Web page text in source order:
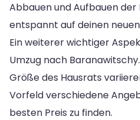
Abbauen und Aufbauen der
entspannt auf deinen
Ein weiterer wichtiger
Umzug nach
Größe des Hausrats
Vorfeld verschiedene
besten Preis zu finden.